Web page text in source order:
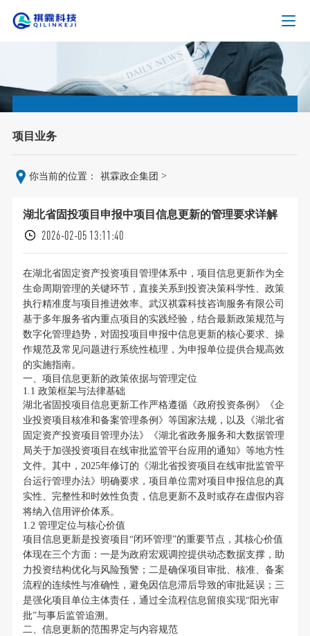
项目业务
你当前的位置： 祺霖政企集团 >
湖北省固投项目申报中项目信息更新的管理要求详解
2026-02-05 13:11:40
在湖北省固定资产投资项目管理体系中，项目信息更新作为全
生命周期管理的关键环节，直接关系到投资决策科学性、政策
执行精准度与项目推进效率。武汉祺霖科技咨询服务有限公司
基于多年服务省内重点项目的实践经验，结合最新政策规范与
数字化管理趋势，对固投项目申报中信息更新的核心要求、操
作规范及常见问题进行系统性梳理，为申报单位提供合规高效
的实施指南。
一、项目信息更新的政策依据与管理定位
1.1 政策框架与法律基础
湖北省固投项目信息更新工作严格遵循《政府投资条例》《企
业投资项目核准和备案管理条例》等国家法规，以及《湖北省
固定资产投资项目管理办法》《湖北省政务服务和大数据管理
局关于加强投资项目在线审批监管平台应用的通知》等地方性
文件。其中，2025年修订的《湖北省投资项目在线审批监管平
台运行管理办法》明确要求，项目单位需对项目申报信息的真
实性、完整性和时效性负责，信息更新不及时或存在虚假内容
将纳入信用评价体系。
1.2 管理定位与核心价值
项目信息更新是投资项目“闭环管理”的重要节点，其核心价值
体现在三个方面：一是为政府宏观调控提供动态数据支撑，助
力投资结构优化与风险预警；二是确保项目审批、核准、备案
流程的连续性与准确性，避免因信息滞后导致的审批延误；三
是强化项目单位主体责任，通过全流程信息留痕实现“阳光审
批”与事后监管追溯。
二、信息更新的范围界定与内容规范